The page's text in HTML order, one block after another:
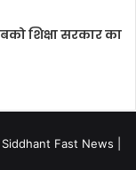
शिक्षा सरकार का
Siddhant Fast News